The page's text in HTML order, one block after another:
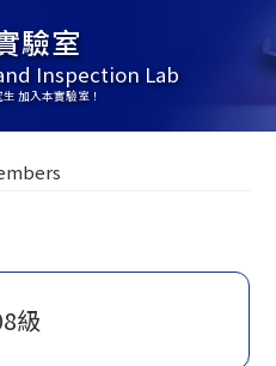
驗室
Inspection Lab
加入本實驗室！
級